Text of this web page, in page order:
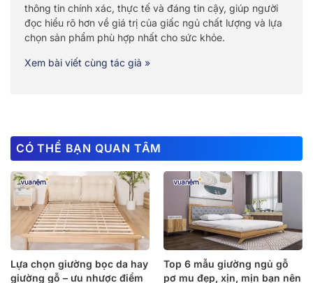
thông tin chính xác, thực tế và đáng tin cậy, giúp người
đọc hiểu rõ hơn về giá trị của giấc ngủ chất lượng và lựa
chọn sản phẩm phù hợp nhất cho sức khỏe.
Xem bài viết cùng tác giả »
CÓ THỂ BẠN QUAN TÂM
Lựa chọn giường bọc da hay
giường gỗ – ưu nhược điểm
Top 6 mẫu giường ngủ gỗ
pơ mu đẹp, xịn, mịn bạn nên